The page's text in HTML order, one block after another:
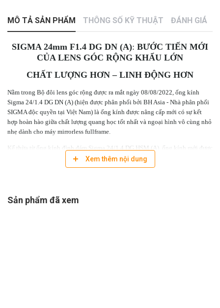
MÔ TẢ SẢN PHẨM THÔNG SỐ KỸ THUẬT ĐÁNH GIÁ
SIGMA 24mm F1.4 DG DN (A): BƯỚC TIẾN MỚI
CỦA LENS GÓC RỘNG KHẨU LỚN
CHẤT LƯỢNG HƠN – LINH ĐỘNG HƠN
Nằm trong Bộ đôi lens góc rộng được ra mắt ngày 08/08/2022, ống kính
Sigma 24/1.4 DG DN (A) (hiện được phân phối bởi BH Asia - Nhà phân phối
SIGMA độc quyền tại Việt Nam) là ống kính được nâng cấp mới có sự kết
hợp hoàn hào giữa chất lượng quang học tốt nhất và ngoại hình vô cùng nhỏ
nhẹ dành cho máy mirrorless fullframe.
Kế thừa từ ống kính đình đám Sigma 24/1.4 DG HSM (A), ống kính mới được
áp dụng công nghệ tân tiến nhất bên cạnh thiết kế gọn nhẹ cũng như bổ sung
các tính năng mới cực kỳ lý tưởng cho nhiều tình huống chụp khác nhau
TÍNH NĂNG NỔI BẬT:
Xem thêm nội dung
Sản phẩm đã xem